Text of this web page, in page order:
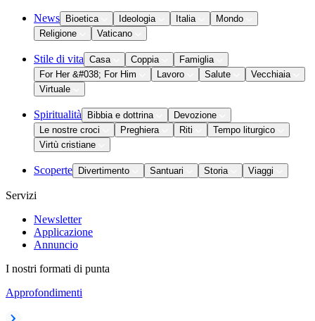
News Bioetica Ideologia Italia
Mondo
Religione
Vaticano
Stile di vita Casa Coppia
Famiglia
For Her &#038; For Him
Lavoro Salute
Vecchiaia
Virtuale
Spiritualità Bibbia e dottrina
Devozione
Le nostre croci
Preghiera Riti
Tempo liturgico
Virtù cristiane
Scoperte Divertimento Santuari Storia Viaggi
Servizi
Newsletter
Applicazione
Annuncio
I nostri formati di punta
Approfondimenti